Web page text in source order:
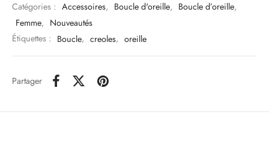
Catégories : Accessoires, Boucle d'oreille, Boucle d’oreille,
Femme, Nouveautés
Étiquettes : Boucle, creoles, oreille
Partager